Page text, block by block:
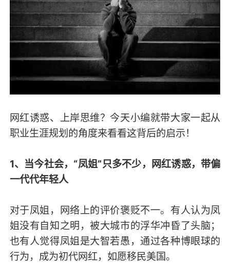
网红诱惑、上岸思维？今天小编就带大家一起从
职业生涯规划的角度来看看这背后的启示！
1、当今社会，“凤姐”只多不少，网红诱惑，带偏
一代代年轻人
对于凤姐，网络上的评价褒贬不一。有人认为凤
姐没有自知之明，被大城市的浮华冲昏了头脑；
也有人觉得凤姐是大智若愚，通过各种博眼球的
行为，成为初代网红，如愿移民美国。